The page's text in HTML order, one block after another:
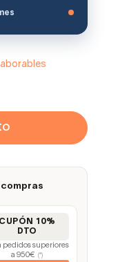
CUPÓN 10%
DTO
pedidos superiores
a 950€
(*)